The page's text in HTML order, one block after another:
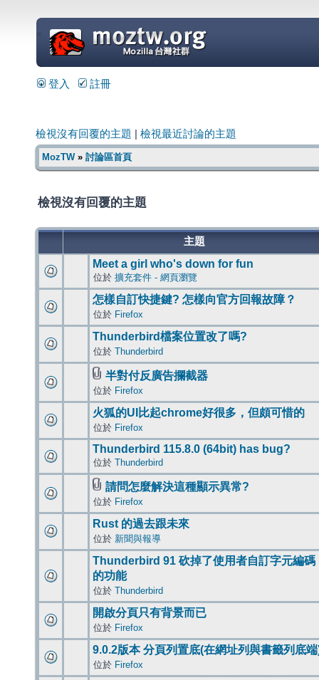
=
登入 註冊
檢視沒有回覆的主題 檢視最近討論的主題
MozTW» 討論區首頁
檢視沒有回覆的主題
主題
Meet a girl who's down for fun
位於 擴充套件 - 網頁瀏覽
怎樣自訂快捷鍵? 怎樣向官方回報故障？
位於 Firefox
Thunderbird檔案位置改了嗎?
位於 Thunderbird
半對付反廣告攔截器
位於 Firefox
火狐的UI比起chrome好很多，但頗可惜的
位於 Firefox
Thunderbird 115.8.0 (64bit) has bug?
位於 Thunderbird
請問怎麼解決這種顯示異常?
位於 Firefox
Rust 的過去跟未來
位於 新聞與報導
Thunderbird 91 砍掉了使用者自訂字元編碼
的功能
位於 Thunderbird
開啟分頁只有背景而已
位於 Firefox
9.0.2版本 分頁列置底(在網址列與書籤列底
位於 Firefox